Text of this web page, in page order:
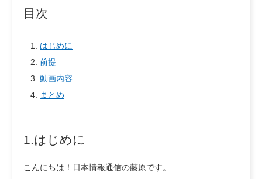
目次
はじめに
前提
動画内容
まとめ
1.はじめに
こんにちは！日本情報通信の藤原です。